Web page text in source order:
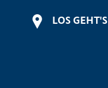
LOS GEHT'S